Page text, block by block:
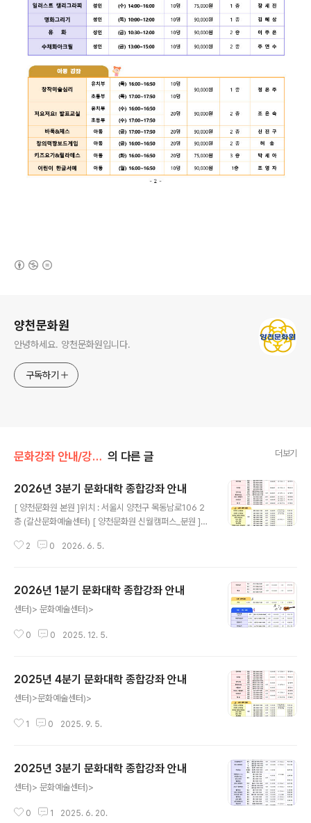
양천문화원
안녕하세요. 양천문화원입니다.
구독하기
문화강좌 안내/강좌 정보 안내 의 다른 글 더보기
2026년 3분기 문화대학 종합강좌 안내
[ 양천문화원 본원 ]위치 : 서울시 양천구 목동남로106 2
층 (갈산문화예술센터) [ 양천문화원 신월캠퍼스_분원 ]위
2 0 2026. 6. 5.
2026년 1분기 문화대학 종합강좌 안내
센터)> 문화예술센터)>
0 0 2025. 12. 5.
2025년 4분기 문화대학 종합강좌 안내
센터)>문화예술센터)>
1 0 2025. 9. 5.
2025년 3분기 문화대학 종합강좌 안내
센터)> 문화예술센터)>
0 1 2025. 6. 20.